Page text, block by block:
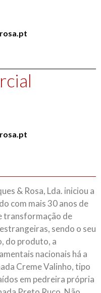
& Rosa, Lda. iniciou a
com mais 30 anos de
transformação de
sendo o seu
do produto, a
nacionais há a
Creme Valinho, tipo
em pedreira própria